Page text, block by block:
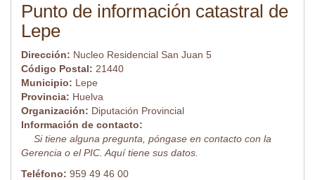
Punto de información catastral de
Lepe
Dirección: Nucleo Residencial San Juan 5
Código Postal: 21440
Municipio: Lepe
Provincia: Huelva
Organización: Diputación Provincial
Información de contacto:
Si tiene alguna pregunta, póngase en contacto con la
Gerencia o el PIC. Aquí tiene sus datos.
Teléfono: 959 49 46 00